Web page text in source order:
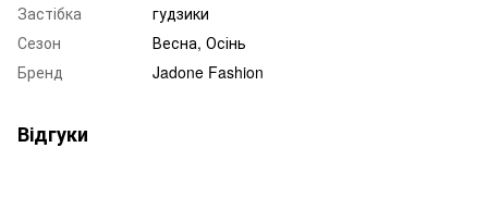
Застібка
гудзики
Сезон
Весна, Осінь
Бренд
Jadone Fashion
Відгуки